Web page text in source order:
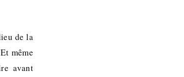
de la
même
avant